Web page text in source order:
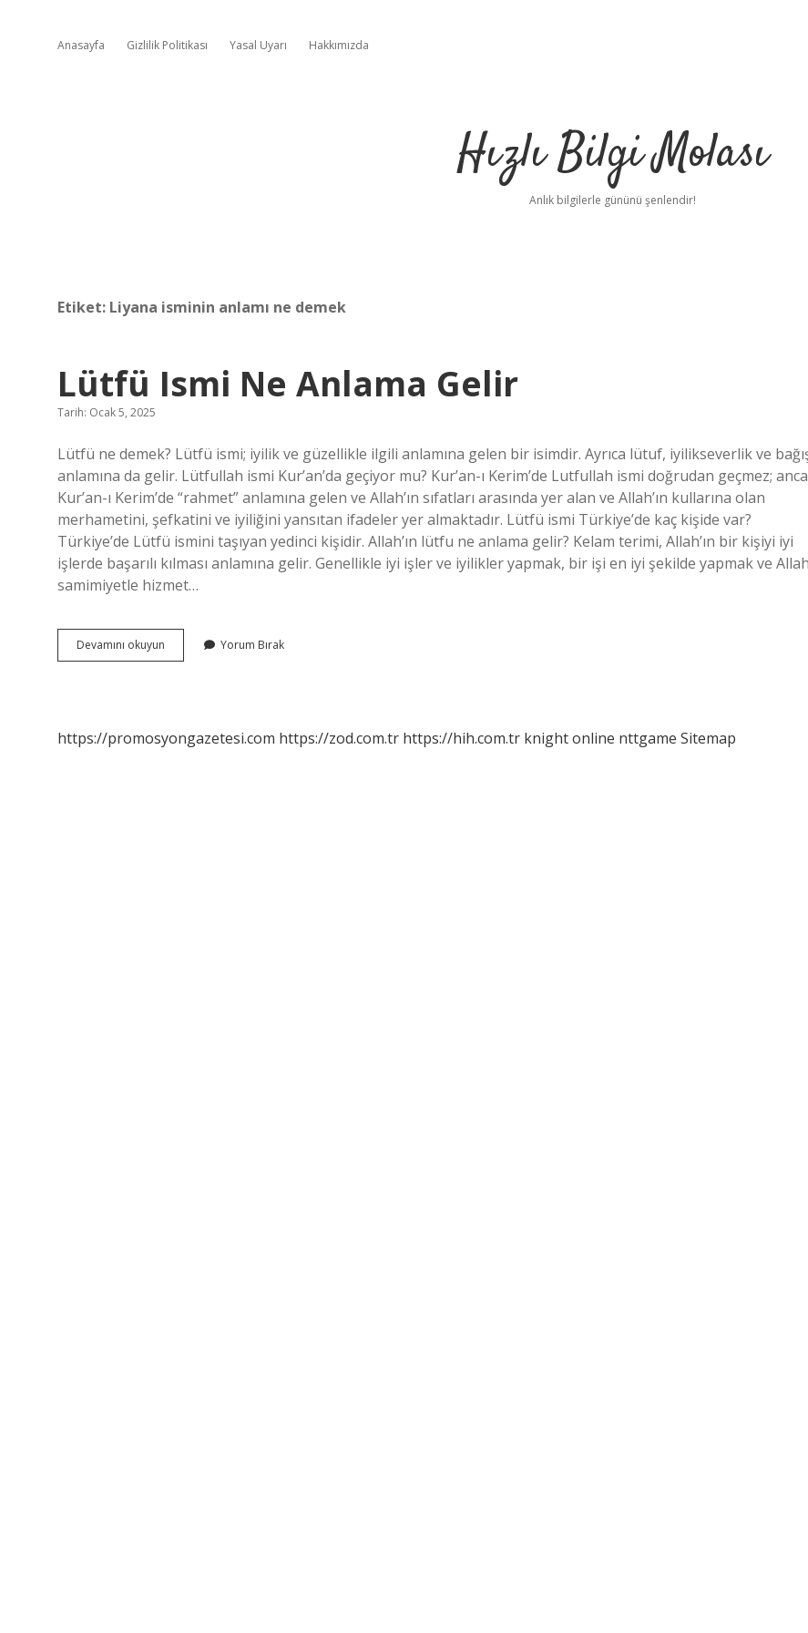
Anasayfa Gizlilik Politikası Yasal Uyarı Hakkımızda
Hızlı Bilgi Molası
Anlık bilgilerle gününü şenlendir!
Etiket: Liyana isminin anlamı ne demek
Lütfü Ismi Ne Anlama Gelir
Tarih: Ocak 5, 2025
Lütfü ne demek? Lütfü ismi; iyilik ve güzellikle ilgili anlamına gelen bir isimdir. Ayrıca lütuf, iyilikseverlik ve
anlamına da gelir. Lütfullah ismi Kur’an’da geçiyor mu? Kur’an-ı Kerim’de Lutfullah ismi doğrudan geçmez;
Kur’an-ı Kerim’de “rahmet” anlamına gelen ve Allah’ın sıfatları arasında yer alan ve Allah’ın kullarına olan
merhametini, şefkatini ve iyiliğini yansıtan ifadeler yer almaktadır. Lütfü ismi Türkiye’de kaç kişide var?
Türkiye’de Lütfü ismini taşıyan yedinci kişidir. Allah’ın lütfu ne anlama gelir? Kelam terimi, Allah’ın bir kişiyi iyi
işlerde başarılı kılması anlamına gelir. Genellikle iyi işler ve iyilikler yapmak, bir işi en iyi şekilde yapmak ve
samimiyetle hizmet…
Devamını okuyun
Ismi
Yorum Bırak
https://promosyongazetesi.com https://zod.com.tr https://hih.com.tr knight online nttgame Sitemap